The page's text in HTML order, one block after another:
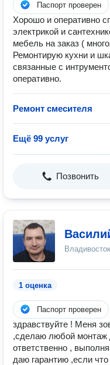
Паспорт проверен
Хорошо и оперативно
электрикой и
мебель на заказ (
Ремонтирую кухни и
связанные с
оперативно.
Ремонт смесителя
Ещё 99 услуг
Позвонить
1 оценка
Паспорт проверен
здравствуйте ! Меня
,сделаю любой монтаж
ответственно ,
даю гарантию ,если что